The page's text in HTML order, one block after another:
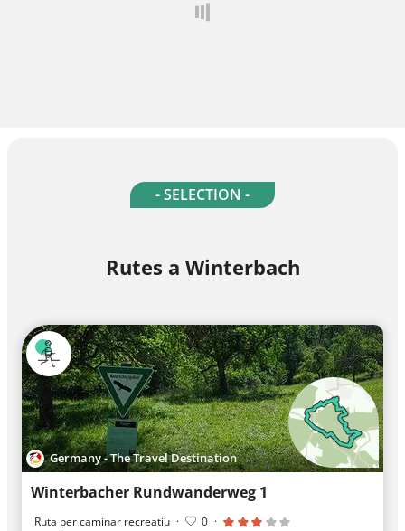
- SELECTION -
Rutes a Winterbach
Germany - The Travel Destination
Winterbacher Rundwanderweg 1
Ruta per caminar recreatiu · 0 ·